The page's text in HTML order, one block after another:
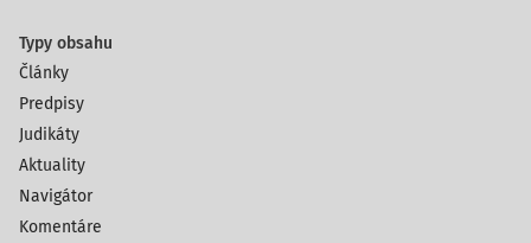
Typy obsahu
Články
Predpisy
Judikáty
Aktuality
Navigátor
Komentáre